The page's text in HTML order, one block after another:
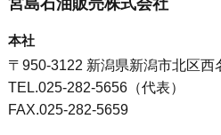
宮島石油販売株式会社
本社
〒950-3122 新潟県新潟市北区西
TEL.025-282-5656（代表）
FAX.025-282-5659